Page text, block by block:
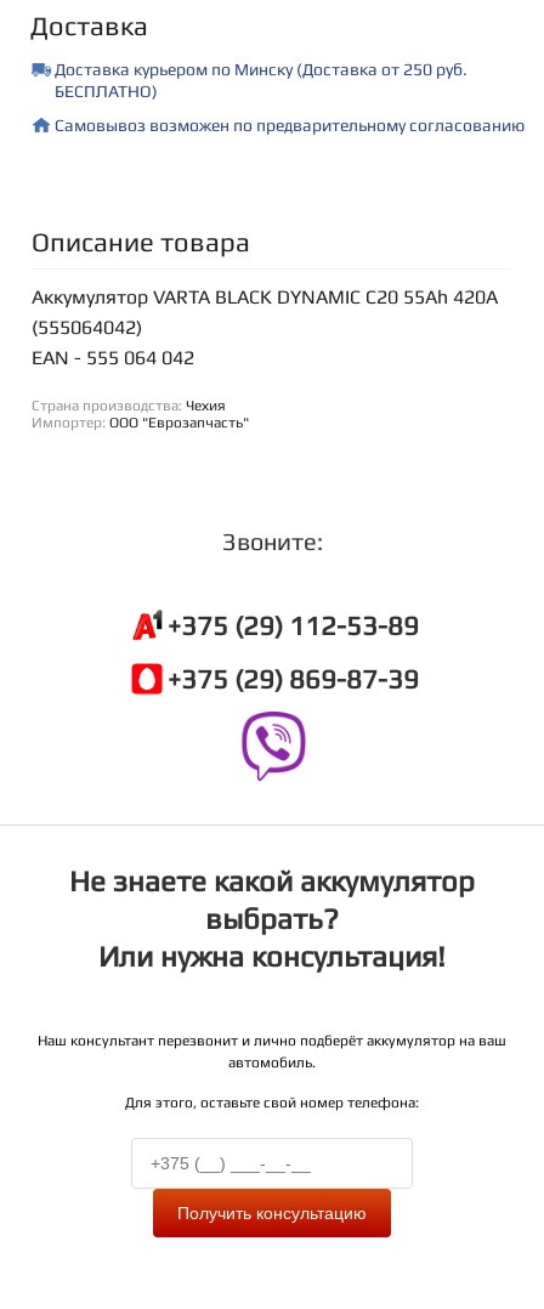
Доставка
Доставка курьером по Минску (Доставка от 250 руб.
БЕСПЛАТНО)
Самовывоз возможен по предварительному согласованию
Описание товара
Аккумулятор VARTA BLACK DYNAMIC C20 55Ah 420A
(555064042)
EAN - 555 064 042
Страна производства:Чехия
Импортер:ООО "Еврозапчасть"
Звоните:
+375 (29) 112-53-89
+375 (29) 869-87-39
Не знаете какой аккумулятор
выбрать?
Или нужна консультация!
Наш консультант перезвонит и лично подберёт аккумулятор на ваш
автомобиль.
Для этого, оставьте свой номер телефона:
Получить консультацию